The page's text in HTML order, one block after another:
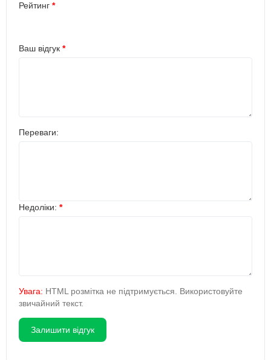
Рейтинг
Ваш відгук
Переваги:
Недоліки:
Увага: HTML розмітка не підтримується. Використовуйте
звичайний текст.
Залишити відгук